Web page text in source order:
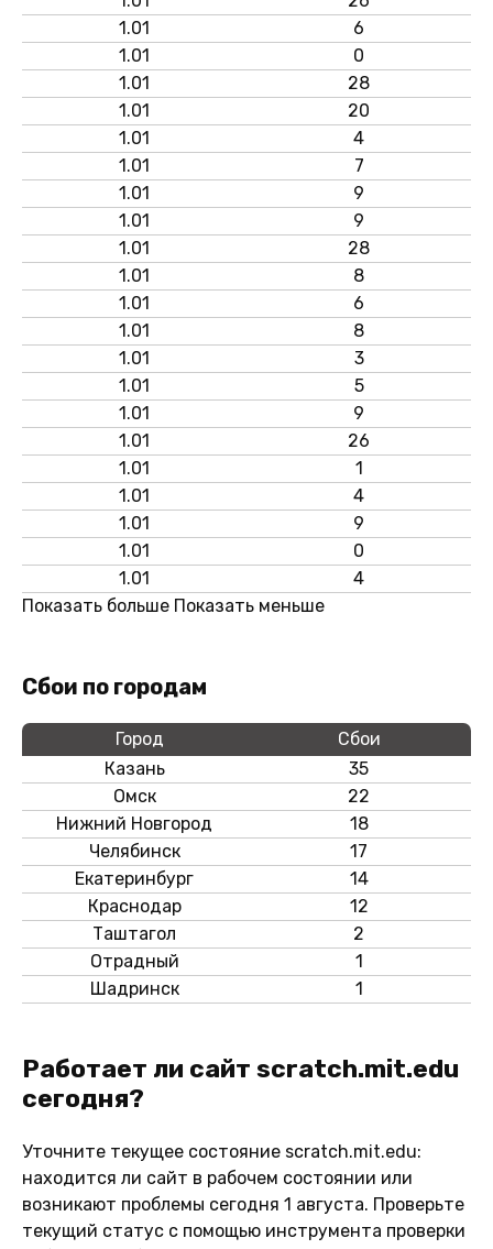
1.01
6
1.01
0
1.01
28
1.01
20
1.01
4
1.01
7
1.01
9
1.01
9
1.01
28
1.01
8
1.01
6
1.01
8
1.01
3
1.01
5
1.01
9
1.01
26
1.01
1
1.01
4
1.01
9
1.01
0
1.01
4
Показать больше Показать меньше
Сбои по городам
Город
Сбои
Казань
35
Омск
22
Нижний Новгород
18
Челябинск
17
Екатеринбург
14
Краснодар
12
Таштагол
2
Отрадный
1
Шадринск
1
Работает ли сайт scratch.mit.edu
сегодня?
Уточните текущее состояние scratch.mit.edu:
находится ли сайт в рабочем состоянии или
возникают проблемы сегодня 1 августа. Проверьте
текущий статус с помощью инструмента проверки